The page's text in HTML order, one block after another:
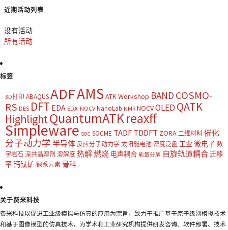
近期活动列表
没有活动
所有活动
标签
3D打印 ABAQUSADFAMS ATK Workshop BAND COSMO-
RS DES DFT EDA EDA-NOCV NanoLab NMR NOCVOLED QATK
HighlightQuantumATKreaxff
Simpleware SOC SOCME TADF TDDFT ZORA 二维材料 催化
分子动力学 半导体 反应分子动力学 太阳能电池 密度泛函 工业微电子 数
字岩石 深共晶溶剂 溶解度 热解燃烧 电声耦合 能量分解 自旋轨道耦合迁移
率钙钛矿 镧系元素 骨科
关于费米科技
费米科技以促进工业级模拟与仿真的应用为宗旨，致力于推广基于原子级别模拟技术
和基于图像模型的仿真技术，为学术和工业研究机构提供研发咨询、软件部署、技术